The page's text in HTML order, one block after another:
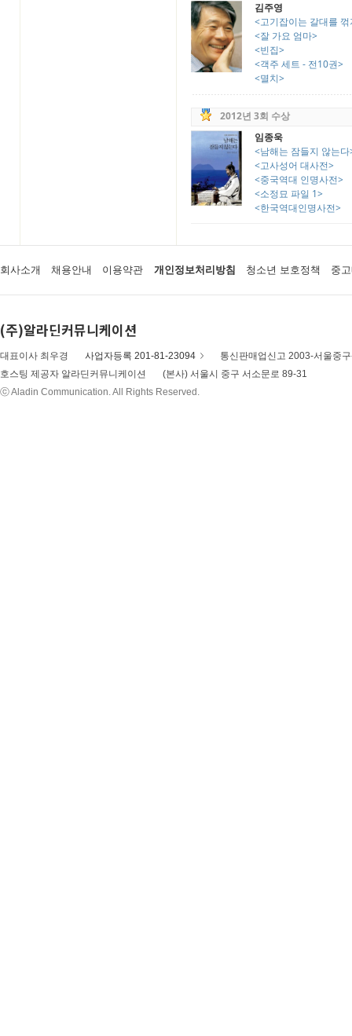
김주영
<고기잡이는 갈대를
<잘 가요 엄마>
<빈집>
<객주 세트 - 전10권>
<멸치>
2012년 3회 수상
임종욱
<남해는 잠들지 않는다
<고사성어 대사전>
<중국역대 인명사전>
<소정묘 파일 1>
<한국역대인명사전>
회사소개 채용안내 이용약관 개인정보처리방침 청소년 보호정책 중
(주)알라딘커뮤니케이션
대표이사 최우경 사업자등록 201-81-23094
통신판매업신고 2003-서울중
호스팅 제공자 알라딘커뮤니케이션
(본사) 서울시 중구 서소문로 89-31
ⓒ Aladin Communication. All Rights Reserved.